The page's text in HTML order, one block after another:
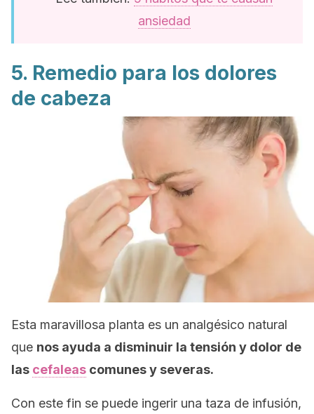
ansiedad
5. Remedio para los dolores
de cabeza
Esta maravillosa planta es un analgésico natural
que nos ayuda a disminuir la tensión y dolor de
las cefaleas comunes y severas.
Con este fin se puede ingerir una taza de infusión,